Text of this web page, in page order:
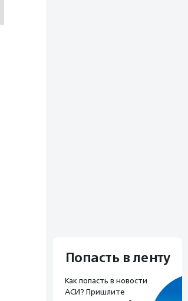
Попасть в ленту
Как попасть в новости
АСИ? Пришлите